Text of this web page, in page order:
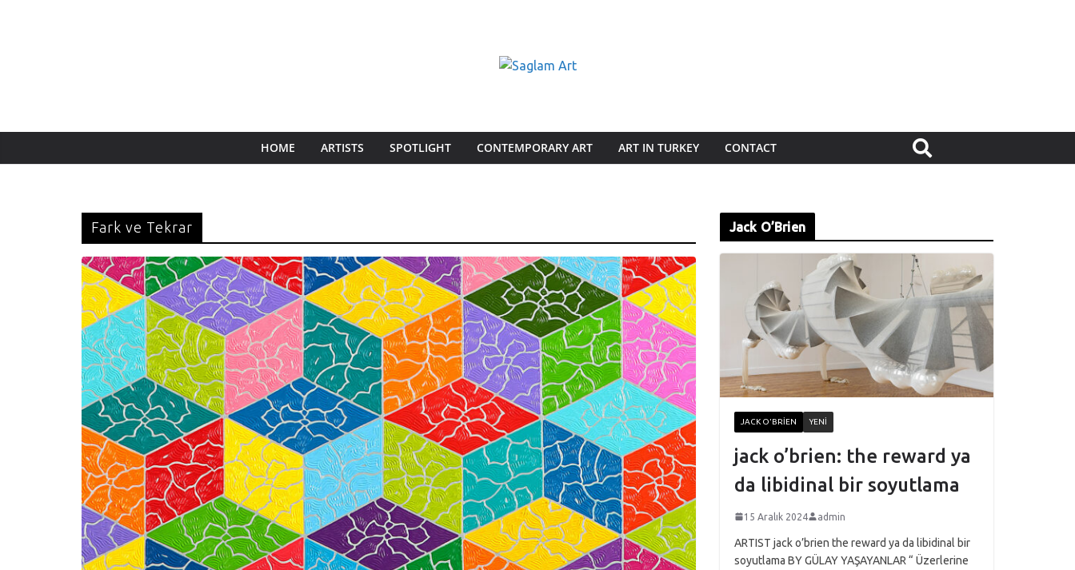
HOME ARTISTS SPOTLIGHT CONTEMPORARY ART ART IN TURKEY CONTACT
Fark ve Tekrar Jack O’Brien
JACK O'BRIEN YENI
jack o’brien: the reward ya
da libidinal bir soyutlama
15 Aralık 2024 admin
ARTIST jack o’brien the reward ya da libidinal bir
soyutlama BY GÜLAY YAŞAYANLAR “ Üzerlerine